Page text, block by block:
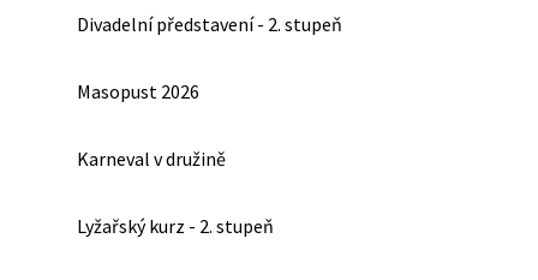
Divadelní představení - 2. stupeň
Masopust 2026
Karneval v družině
Lyžařský kurz - 2. stupeň